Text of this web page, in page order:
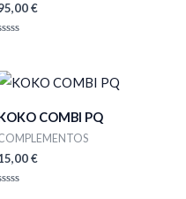
€
COMBI PQ
€